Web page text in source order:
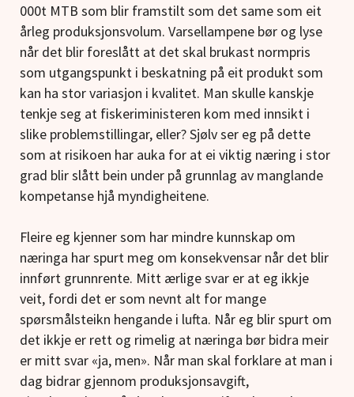
000t MTB som blir framstilt som det same som eit
årleg produksjonsvolum. Varsellampene bør og lyse
når det blir foreslått at det skal brukast normpris
som utgangspunkt i beskatning på eit produkt som
kan ha stor variasjon i kvalitet. Man skulle kanskje
tenkje seg at fiskeriministeren kom med innsikt i
slike problemstillingar, eller? Sjølv ser eg på dette
som at risikoen har auka for at ei viktig næring i stor
grad blir slått bein under på grunnlag av manglande
kompetanse hjå myndigheitene.
Fleire eg kjenner som har mindre kunnskap om
næringa har spurt meg om konsekvensar når det blir
innført grunnrente. Mitt ærlige svar er at eg ikkje
veit, fordi det er som nevnt alt for mange
spørsmålsteikn hengande i lufta. Når eg blir spurt om
det ikkje er rett og rimelig at næringa bør bidra meir
er mitt svar «ja, men». Når man skal forklare at man i
dag bidrar gjennom produksjonsavgift,